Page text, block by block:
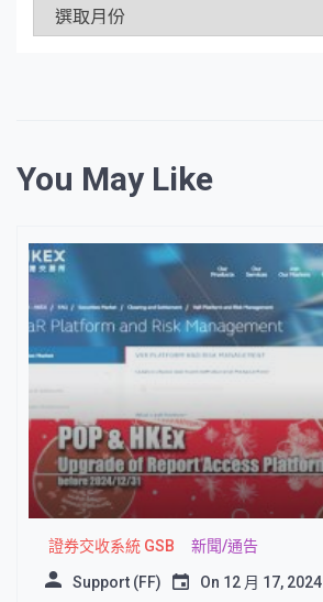
You May Like
證券交收系統 GSB 新聞/通告
Support (FF) On 12 月 17, 2024